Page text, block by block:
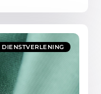
DIENSTVERLENING